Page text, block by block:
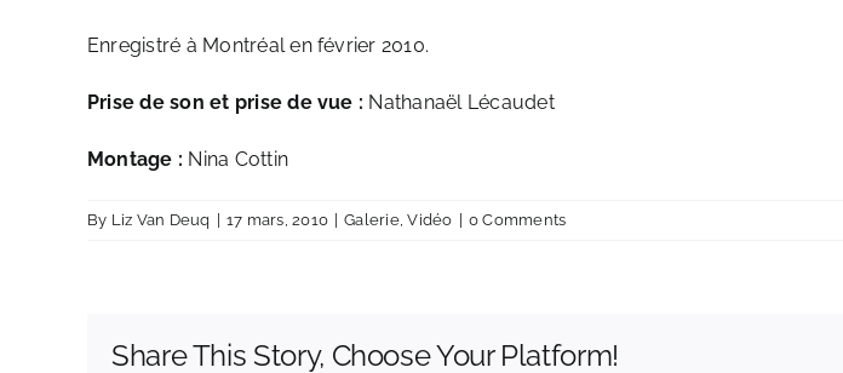
Enregistré à Montréal en février 2010.
Prise de son et prise de vue : Nathanaël Lécaudet
Montage : Nina Cottin
By Liz Van Deuq 17 mars, 2010 Galerie,Vidéo 0 Comments
Share This Story, Choose Your Platform!